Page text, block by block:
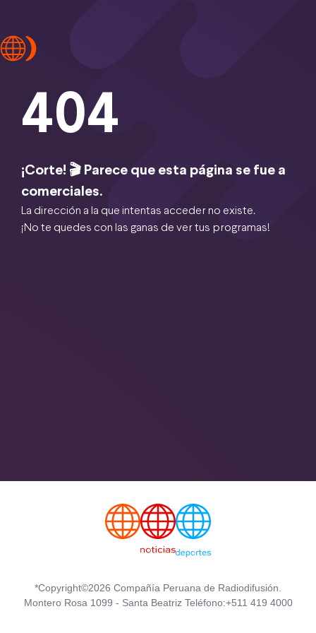
404
¡Corte! 🎬 Parece que esta página se fue a
comerciales.
La dirección a la que intentas acceder no existe.
¡No te quedes con las ganas de ver tus programas!
*Copyright©2026 Compañía Peruana de Radiodifusión.
Montero Rosa 1099 - Santa Beatriz Teléfono:+511 419 4000